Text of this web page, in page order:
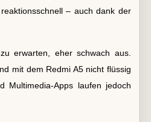
– auch dank der
erwarten, eher schwach aus.
mit dem Redmi A5 nicht flüssig
Multimedia-Apps laufen jedoch